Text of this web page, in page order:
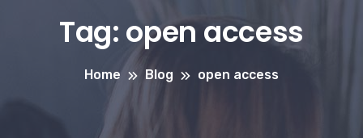
Tag: open access
Home Blog open access